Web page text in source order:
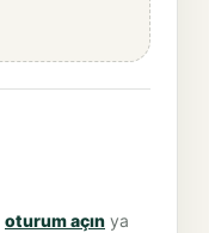
oturum açın ya